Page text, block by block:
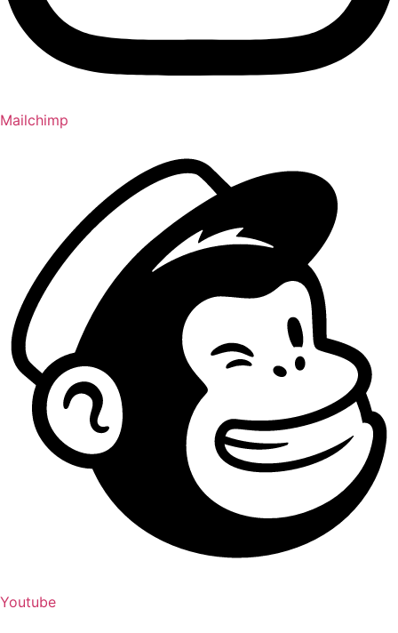
Mailchimp
Youtube